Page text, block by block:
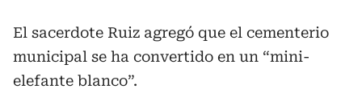
El sacerdote Ruiz agregó que el cementerio
municipal se ha convertido en un “mini-
elefante blanco”.